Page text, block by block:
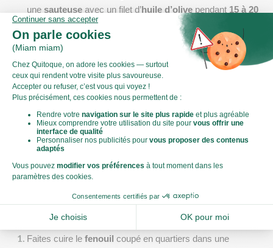
une sauteuse avec un filet d’huile d’olive pendant 15 à 20
min, salez et poivrez.
Disposez le fenouil et les dans un plat à gratin
ajoutez la
et parsemez de parmesan .
Rincez et séchez le
lieu noir
, assaisonnez-le avec du sel,
du poivre et un filet d’huile d’olive
gratin à 200°C pendant 10 à 15 min.
Filet de poulet rôti et fenouil à l'orange
fenouil à l’orange, une recette savoureuse et équilibrée qui allie
la douceur du fenouil caramélisé à la fraîcheur des agrumes.
Faites cuire le fenouil